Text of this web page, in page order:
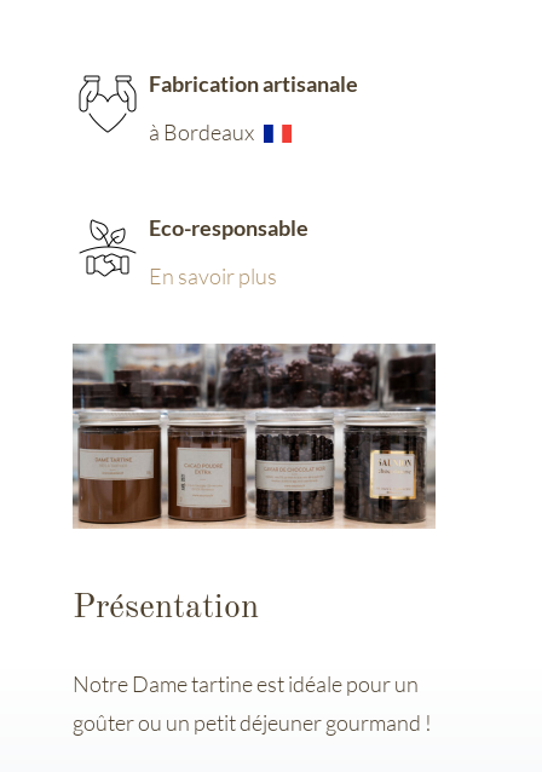
Fabrication artisanale
à Bordeaux
Eco-responsable
En savoir plus
Présentation
Notre Dame tartine est idéale pour un
goûter ou un petit déjeuner gourmand !